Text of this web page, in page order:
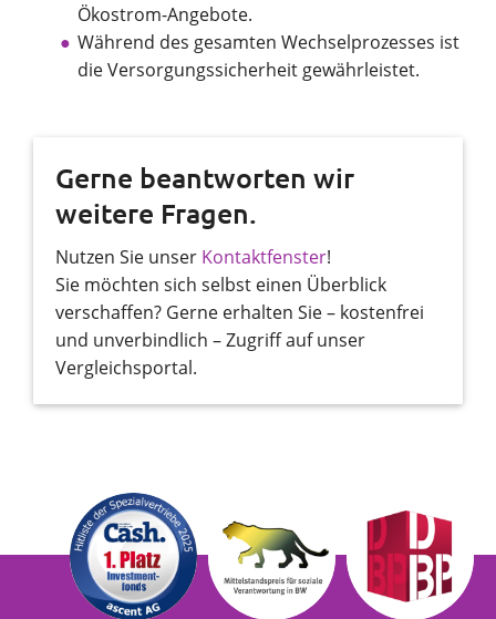
Ökostrom-Angebote.
Während des gesamten Wechselprozesses ist
die Versorgungssicherheit gewährleistet.
Gerne beantworten wir
weitere Fragen.
Nutzen Sie unser Kontaktfenster!
Sie möchten sich selbst einen Überblick
verschaffen? Gerne erhalten Sie – kostenfrei
und unverbindlich – Zugriff auf unser
Vergleichsportal.